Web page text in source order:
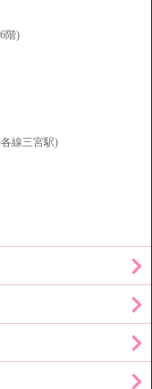
階)
線三宮駅)